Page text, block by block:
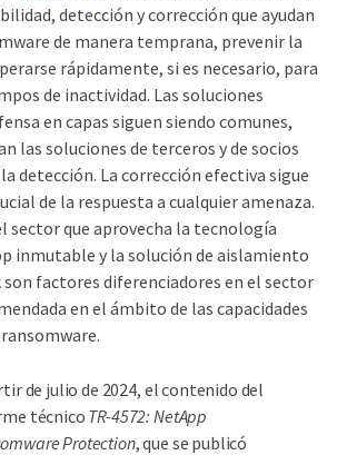
detección y corrección que ayudan
de manera temprana, prevenir la
rápidamente, si es necesario, para
de inactividad. Las soluciones
en capas siguen siendo comunes,
las soluciones de terceros y de socios
detección. La corrección efectiva sigue
de la respuesta a cualquier amenaza.
sector que aprovecha la tecnología
inmutable y la solución de aislamiento
son factores diferenciadores en el sector
en el ámbito de las capacidades
de julio de 2024, el contenido del
técnico TR-4572: NetApp
Protection, que se publicó